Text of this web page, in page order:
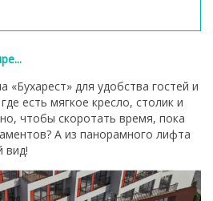
для удобства гостей и
есть мягкое кресло, столик и
чтобы скоротать время, пока
А из панорамного лифта
вид!